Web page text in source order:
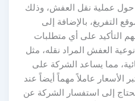
عملية نقل العفش، وذلك
التفريغ، بالإضافة إلى
على أي متطلبات
العفش المراد نقله، مثل
مما يساعد الشركة على
عاملاً مهماً أيضاً عند
إلى استفسار الشركة عن